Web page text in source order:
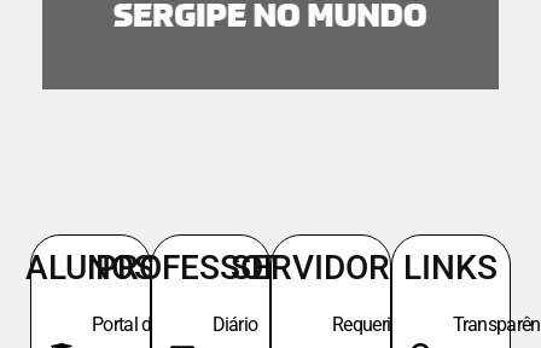
ALUNOS
Portal do
PROFESSORES
Diário
SERVIDORES
Requeri.
LINKS